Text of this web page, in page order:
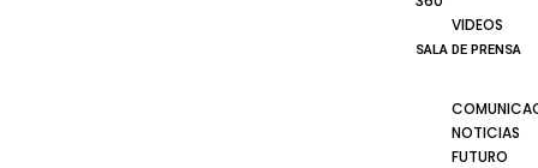
VIDEOS
SALA DE PRENSA
NOTICIAS
FUTURO